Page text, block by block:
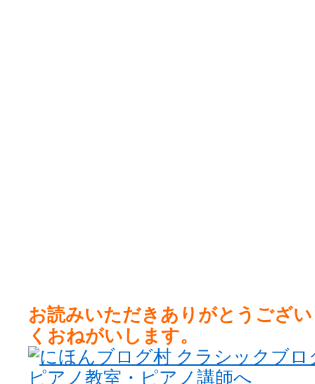
お読みいただきありがとうござ
くおねがいします。